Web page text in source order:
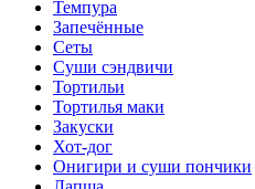
Темпура
Запечённые
Сеты
Суши сэндвичи
Тортильи
Тортилья маки
Закуски
Хот-дог
Онигири и суши пончики